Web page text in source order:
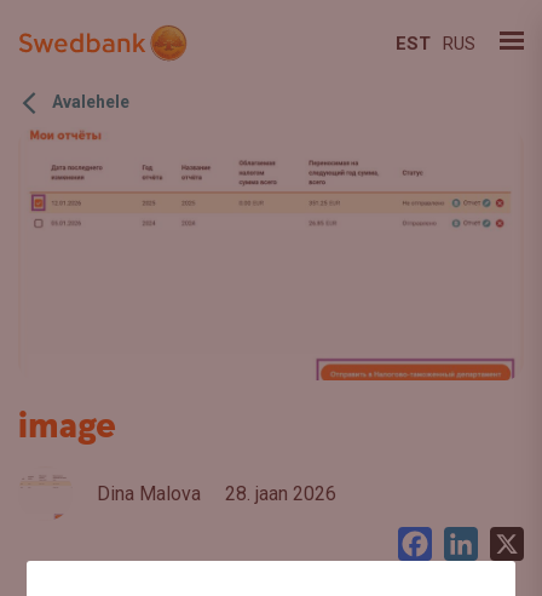
EST RUS
Avalehele
image
Dina Malova 28. jaan 2026
Facebook